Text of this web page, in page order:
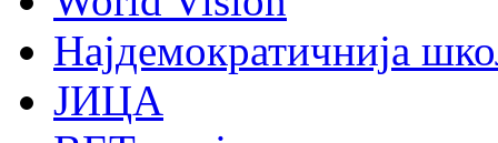
Најдемократичнија
ЈИЦА